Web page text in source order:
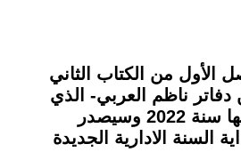
من الكتاب الثاني
ناظم العربي- الذي
صدر الكتاب الأول منها سنة 2022 وسيصدر